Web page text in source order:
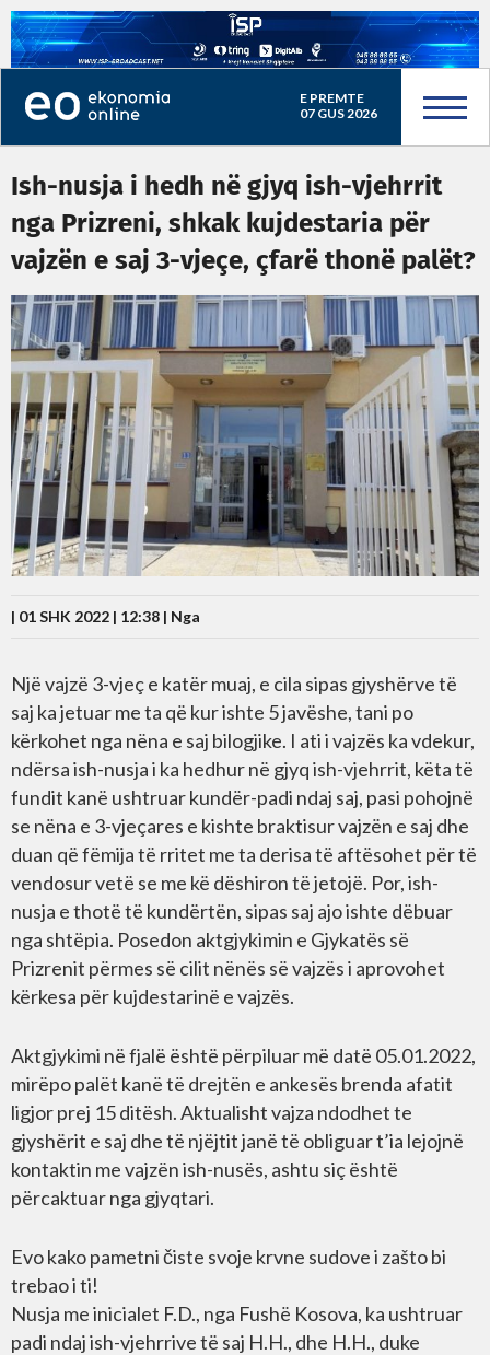
E PREMTE
07 GUS 2026
Ish-nusja i hedh në gjyq ish-vjehrrit
nga Prizreni, shkak kujdestaria për
vajzën e saj 3-vjeçe, çfarë thonë palët?
| 01 SHK 2022 | 12:38 | Nga
Një vajzë 3-vjeç e katër muaj, e cila sipas gjyshërve të
saj ka jetuar me ta që kur ishte 5 javëshe, tani po
kërkohet nga nëna e saj bilogjike. I ati i vajzës ka vdekur,
ndërsa ish-nusja i ka hedhur në gjyq ish-vjehrrit, këta të
fundit kanë ushtruar kundër-padi ndaj saj, pasi pohojnë
se nëna e 3-vjeçares e kishte braktisur vajzën e saj dhe
duan që fëmija të rritet me ta derisa të aftësohet për të
vendosur vetë se me kë dëshiron të jetojë. Por, ish-
nusja e thotë të kundërtën, sipas saj ajo ishte dëbuar
nga shtëpia. Posedon aktgjykimin e Gjykatës së
Prizrenit përmes së cilit nënës së vajzës i aprovohet
kërkesa për kujdestarinë e vajzës.
Aktgjykimi në fjalë është përpiluar më datë 05.01.2022,
mirëpo palët kanë të drejtën e ankesës brenda afatit
ligjor prej 15 ditësh. Aktualisht vajza ndodhet te
gjyshërit e saj dhe të njëjtit janë të obliguar t’ia lejojnë
kontaktin me vajzën ish-nusës, ashtu siç është
përcaktuar nga gjyqtari.
Evo kako pametni čiste svoje krvne sudove i zašto bi
trebao i ti!
Nusja me inicialet F.D., nga Fushë Kosova, ka ushtruar
padi ndaj ish-vjehrrive të saj H.H., dhe H.H., duke